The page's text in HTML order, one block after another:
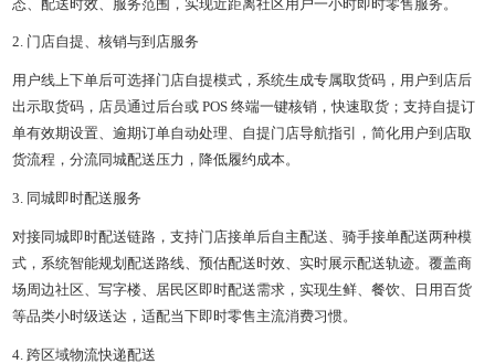
2. 门店自提、核销与到店服务
用户线上下单后可选择门店自提模式，系统生成专属取货码，用户到店后
出示取货码，店员通过后台或 POS 终端一键核销，快速取货；支持自提订
单有效期设置、逾期订单自动处理、自提门店导航指引，简化用户到店取
货流程，分流同城配送压力，降低履约成本。
3. 同城即时配送服务
对接同城即时配送链路，支持门店接单后自主配送、骑手接单配送两种模
式，系统智能规划配送路线、预估配送时效、实时展示配送轨迹。覆盖商
场周边社区、写字楼、居民区即时配送需求，实现生鲜、餐饮、日用百货
等品类小时级送达，适配当下即时零售主流消费习惯。
4. 跨区域物流快递配送